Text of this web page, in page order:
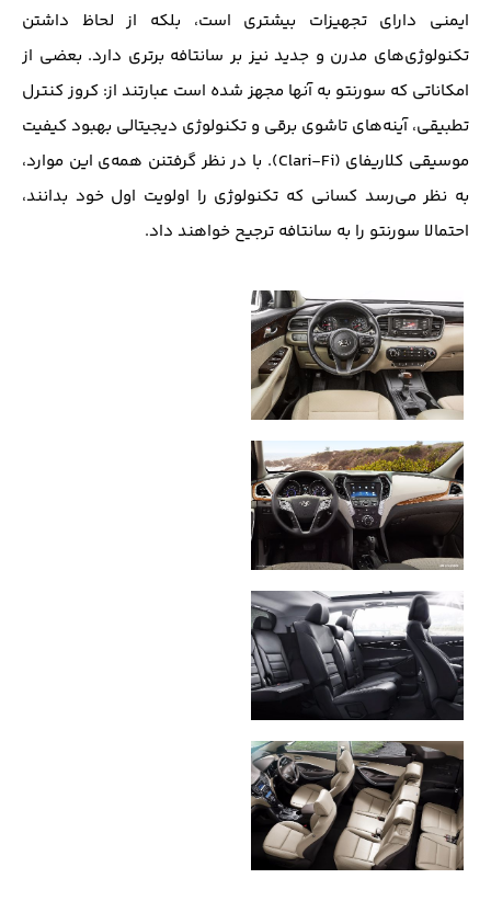
ایمنی دارای تجهیزات بیشتری است، بلکه از لحاظ داشتن
تکنولوژی‌های مدرن و جدید نیز بر سانتافه برتری دارد. بعضی از
امکاناتی که سورنتو به آنها مجهز شده است عبارتند از: کروز کنترل
تطبیقی، آینه‌های تاشوی برقی و تکنولوژی دیجیتالی بهبود کیفیت
موسیقی کلاریفای (Clari-Fi). با در نظر گرفتنن همه‌ی این موارد،
به نظر می‌رسد کسانی که تکنولوژی را اولویت اول خود بدانند،
احتمالا سورنتو را به سانتافه ترجیح خواهند داد.